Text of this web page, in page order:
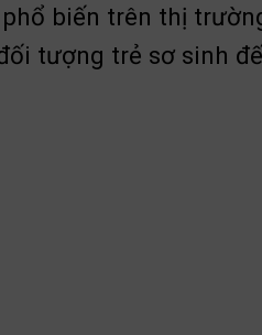
biến trên thị
tượng trẻ sơ sinh